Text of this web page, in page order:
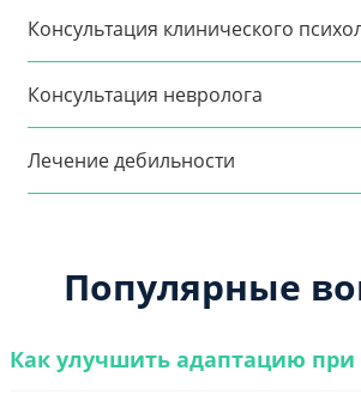
Консультация клинического
Консультация невролога
Лечение дебильности
Популярные
Как улучшить адаптацию